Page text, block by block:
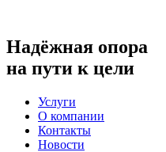
Надёжная опора
на пути к цели
Услуги
О компании
Контакты
Новости